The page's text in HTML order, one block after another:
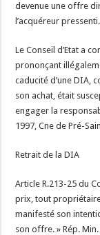
devenue une offre
l’acquéreur pressenti.
Le Conseil d’Etat a
prononçant
caducité d’une DIA,
son achat, était
engager la
1997, Cne de Pré-
Retrait de la DIA
Article R.213-25 du
prix, tout
manifesté son
son offre. » Rép.